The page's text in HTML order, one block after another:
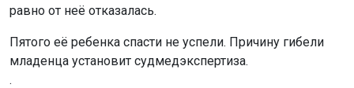
равно от неё отказалась.
Пятого её ребенка спасти не успели. Причину гибели
младенца установит судмедэкспертиза.
.